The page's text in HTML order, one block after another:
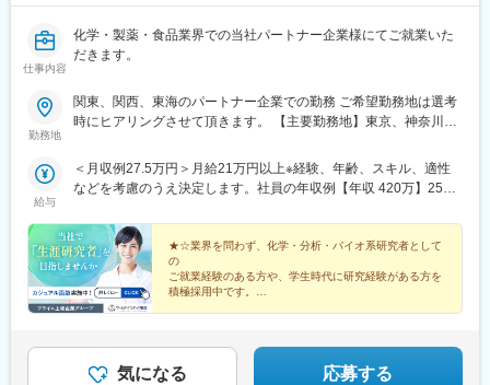
仕事内容
化学・製薬・食品業界での当社パートナー企業様にてご就業いた
だきます。
勤務地
関東、関西、東海のパートナー企業での勤務 ご希望勤務地は選考
時にヒアリングさせて頂きます。 【主要勤務地】東京、神奈川、
岡、愛知＼NEW！エリア制度導入／全国でスキルを伸ばしたい方
も、好きな場所で研究をしたい方も、ご希望をお聞かせくださ
給与
＜月収例27.5万円＞月給21万円以上※経験、年齢、スキル、適性
などを考慮のうえ決定します。社員の年収例【年収 420万】25歳
収 750万】56歳
★☆業界を問わず、化学・分析・バイオ系研究者として
の
ご就業経験のある方や、学生時代に研究経験がある方を
積極採用中です。
ります。★☆
気になる 応募する